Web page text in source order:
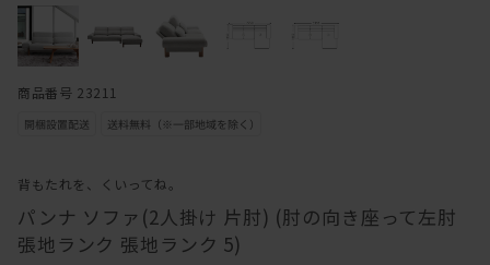
背もたれを、くいってね。
パンナ ソファ(2人掛け 片肘) (肘の向き座って左肘
張地ランク 張地ランク 5)
商品番号 23211